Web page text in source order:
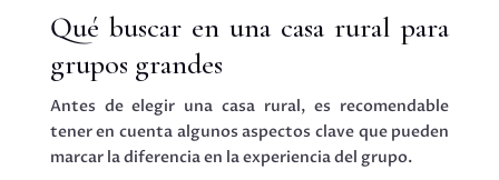
Qué buscar en una casa rural para
grupos grandes
Antes de elegir una casa rural, es recomendable
tener en cuenta algunos aspectos clave que pueden
marcar la diferencia en la experiencia del grupo.